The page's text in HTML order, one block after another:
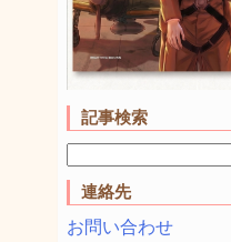
記事検索
連絡先
お問い合わせ